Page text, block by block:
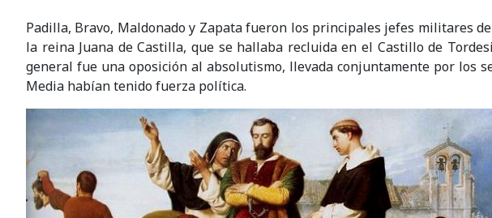
Padilla, Bravo, Maldonado y Zapata fueron los principales jefes militares
la reina Juana de Castilla, que se hallaba recluida en el Castillo de
general fue una oposición al absolutismo, llevada conjuntamente por los
Media habían tenido fuerza política.